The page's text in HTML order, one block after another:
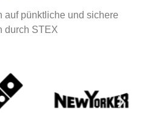
auf pünktliche und sichere
durch STEX